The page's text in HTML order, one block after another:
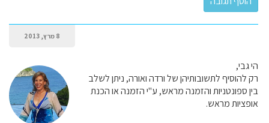
8 מרץ, 2013
הי גבי,
רק להוסיף לתשובותיהן של ורדה ואורה, ניתן לשלב
בין ספונטניות והזמנה מראש, ע"י הזמנה או הכנת
אופציות מראש.